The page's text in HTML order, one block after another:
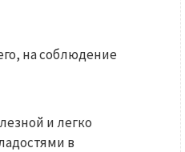
на соблюдение
и легко
в